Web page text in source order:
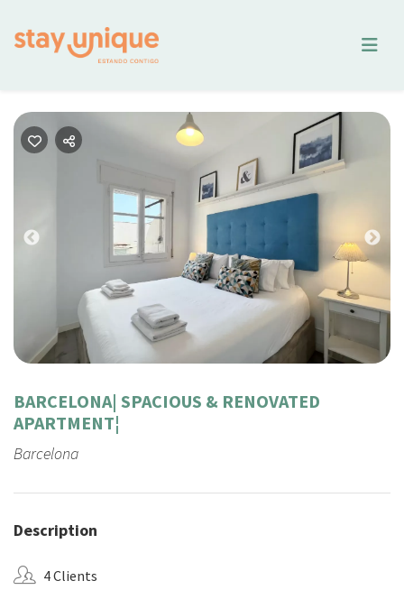
BARCELONA| SPACIOUS & RENOVATED
APARTMENT¦
Barcelona
Description
4 Clients